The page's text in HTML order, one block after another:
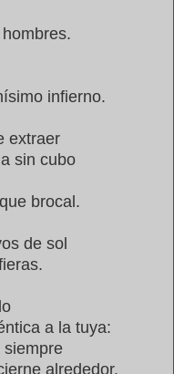
infierno.
extraer
sin cubo
brocal.
de sol
a la tuya:
siempre
alrededor.